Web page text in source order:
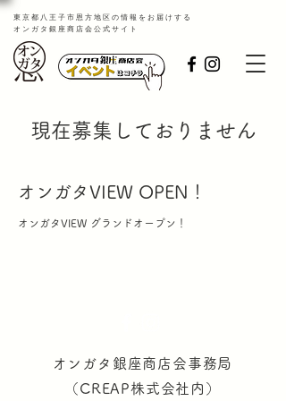
​東京都八王子市恩方地区の情報をお届けする
オンガタ銀座商店会公式サイト
現在募集しておりません
オンガタVIEW OPEN！
オンガタVIEW グランドオープン！
オンガタ銀座商店会事務局
（CREAP株式会社内）